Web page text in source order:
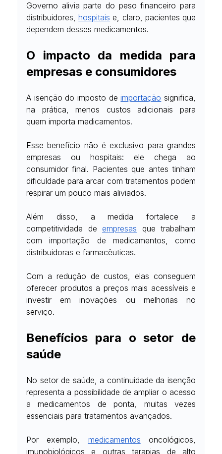
Governo alivia parte do peso financeiro para
distribuidores, hospitais e, claro, pacientes que
dependem desses medicamentos.
O impacto da medida para
empresas e consumidores
A isenção do imposto de importação significa,
na prática, menos custos adicionais para
quem importa medicamentos.
Esse benefício não é exclusivo para grandes
empresas ou hospitais: ele chega ao
consumidor final. Pacientes que antes tinham
dificuldade para arcar com tratamentos podem
respirar um pouco mais aliviados.
Além disso, a medida fortalece a
competitividade de empresas que trabalham
com importação de medicamentos, como
distribuidoras e farmacêuticas.
Com a redução de custos, elas conseguem
oferecer produtos a preços mais acessíveis e
investir em inovações ou melhorias no
serviço.
Benefícios para o setor de
saúde
No setor de saúde, a continuidade da isenção
representa a possibilidade de ampliar o acesso
a medicamentos de ponta, muitas vezes
essenciais para tratamentos avançados.
Por exemplo, medicamentos oncológicos,
imunobiológicos e outras terapias de alto